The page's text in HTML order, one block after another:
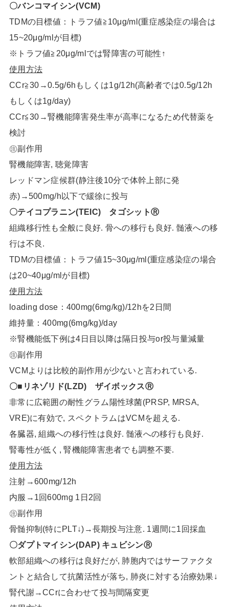
〇バンコマイシン(VCM)
TDMの目標値：トラフ値≧10μg/ml(重症感染症の場合は
15~20μg/mlが目標)
※トラフ値≧20μg/mlでは腎障害の可能性↑
使用方法
CCr≧30→0.5g/6hもしくは1g/12h(高齢者では0.5g/12h
もしくは1g/day)
CCr≦30→腎機能障害発生率が高率になるため代替薬を
検討
㊟副作用
腎機能障害, 聴覚障害
レッドマン症候群(静注後10分で体幹上部に発
赤)→500mg/h以下で緩徐に投与
〇テイコプラニン(TEIC) タゴシットⓇ
組織移行性も全般に良好. 骨への移行も良好. 髄液への移
行は不良.
TDMの目標値：トラフ値15~30μg/ml(重症感染症の場合
は20~40μg/mlが目標)
使用方法
loading dose：400mg(6mg/kg)/12hを2日間
維持量：400mg(6mg/kg)/day
※腎機能低下例は4日目以降は隔日投与or投与量減量
㊟副作用
VCMよりは比較的副作用が少ないと言われている.
〇■リネゾリド(LZD) ザイボックスⓇ
非常に広範囲の耐性グラム陽性球菌(PRSP, MRSA,
VRE)に有効で, スペクトラムはVCMを超える.
各臓器, 組織への移行性は良好. 髄液への移行も良好.
腎毒性が低く, 腎機能障害患者でも調整不要.
使用方法
注射→600mg/12h
内服→1回600mg 1日2回
㊟副作用
骨髄抑制(特にPLT↓)→長期投与注意. 1週間に1回採血
〇ダプトマイシン(DAP) キュビシンⓇ
軟部組織への移行は良好だが, 肺胞内ではサーファクタ
ントと結合して抗菌活性が落ち, 肺炎に対する治療効果↓
腎代謝→CCrに合わせて投与間隔変更